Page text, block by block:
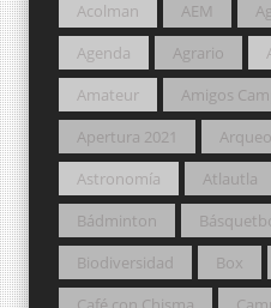
Acolman
AEM
Agenda
Agrario
Amateur
Amigos
Apertura 2021
Astronomía
Atlautla
Bádminton
Biodiversidad
Box